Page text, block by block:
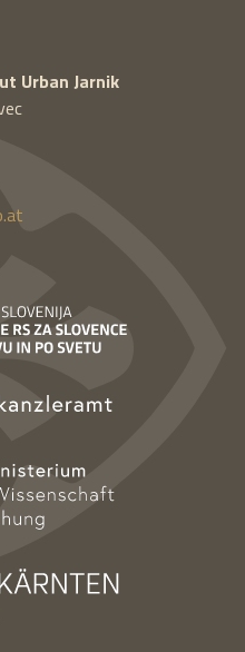
Urban Jarnik